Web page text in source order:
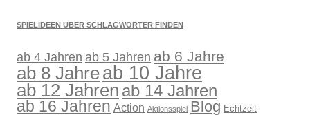
SPIELIDEEN ÜBER SCHLAGWÖRTER FINDEN
ab 4 Jahren ab 5 Jahren ab 6 Jahre
ab 8 Jahreab 10 Jahre
ab 12 Jahren ab 14 Jahren
ab 16 Jahren Action Aktionsspiel Blog Echtzeit